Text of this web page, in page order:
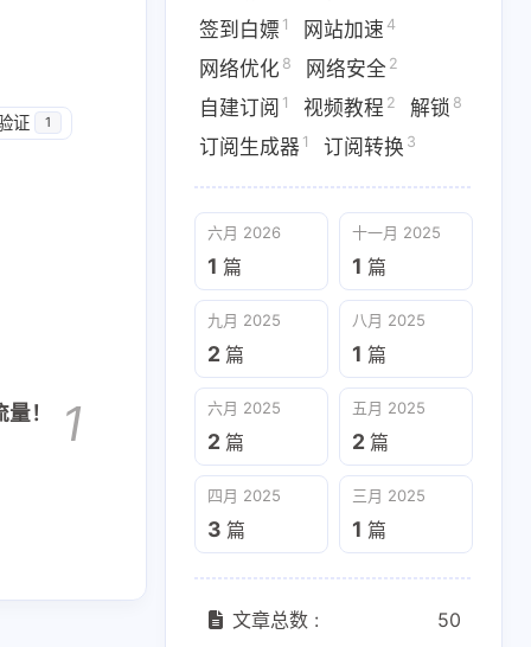
5 clash 1
免费流量
私库访问1
八月 2025
1篇
四月 2025 三月 2025
1篇
证 1
！ 1
签到白嫖 1 网站加速 4
网络优化 8 网络安全 2
自建订阅 1 视频教程 2 解锁 8
订阅生成器 1 订阅转换 3
六月 2026
1 篇
十一月 2025
1 篇
九月 2025
2 篇
八月 2025
1 篇
六月 2025
2 篇
五月 2025
2 篇
四月 2025
3 篇
三月 2025
1 篇
文章总数 :
50